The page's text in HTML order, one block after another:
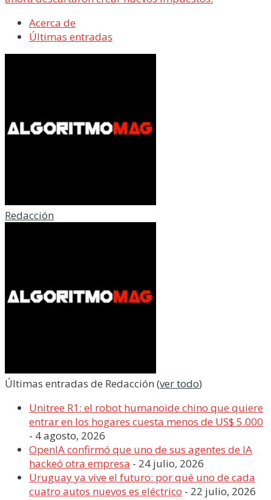
Acerca de
Últimas entradas
Redacción
Últimas entradas de Redacción (ver todo)
Unitree R1: el robot humanoide chino que quiere
entrar en los hogares cuesta menos de US$ 5.000
- 4 agosto, 2026
OpenIA confirmó que uno de sus agentes de IA
hackeó otra empresa - 24 julio, 2026
Uruguay ya vive el futuro: por qué uno de cada
cuatro autos nuevos es eléctrico - 22 julio, 2026